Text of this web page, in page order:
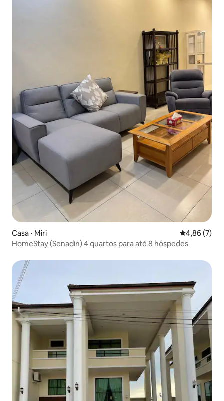
Casa ⋅ Miri 4,86 de uma
4,86 (7)
HomeStay (Senadin) 4 quartos para até 8 hóspedes